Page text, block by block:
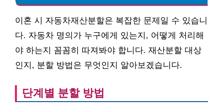
이혼 시 자동차재산분할은 복잡한 문제일 수 있습니
다. 자동차 명의가 누구에게 있는지, 어떻게 처리해
야 하는지 꼼꼼히 따져봐야 합니다. 재산분할 대상
인지, 분할 방법은 무엇인지 알아보겠습니다.
단계별 분할 방법